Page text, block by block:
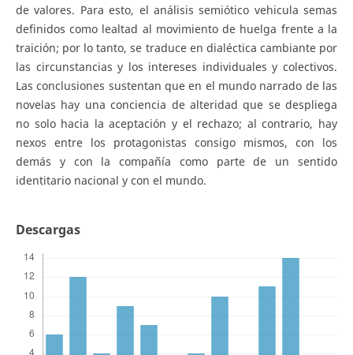
de valores. Para esto, el análisis semiótico vehicula semas
definidos como lealtad al movimiento de huelga frente a la
traición; por lo tanto, se traduce en dialéctica cambiante por
las circunstancias y los intereses individuales y colectivos.
Las conclusiones sustentan que en el mundo narrado de las
novelas hay una conciencia de alteridad que se despliega
no solo hacia la aceptación y el rechazo; al contrario, hay
nexos entre los protagonistas consigo mismos, con los
demás y con la compañía como parte de un sentido
identitario nacional y con el mundo.
Descargas